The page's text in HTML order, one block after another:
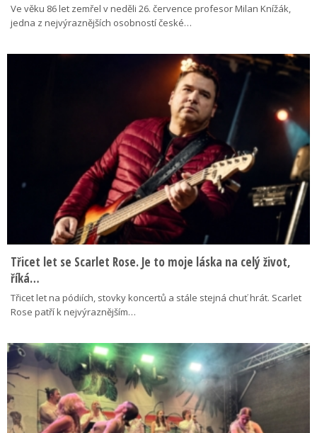
Ve věku 86 let zemřel v neděli 26. července profesor Milan Knížák,
jedna z nejvýraznějších osobností české…
Třicet let se Scarlet Rose. Je to moje láska na celý život,
říká…
Třicet let na pódiích, stovky koncertů a stále stejná chuť hrát. Scarlet
Rose patří k nejvýraznějším…